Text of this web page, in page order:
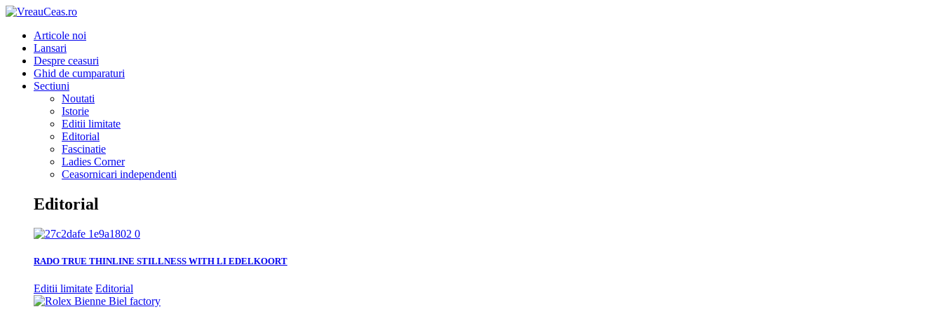
Articole noi
Lansari
Despre ceasuri
Ghid de cumparaturi
Sectiuni
Noutati
Istorie
Editii limitate
Editorial
Fascinatie
Ladies Corner
Ceasornicari independenti
Editorial
RADO TRUE THINLINE STILLNESS WITH LI EDELKOORT
Editii limitate Editorial